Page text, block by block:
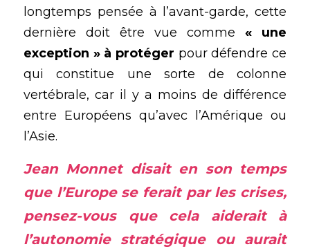
longtemps pensée à l’avant-garde, cette
dernière doit être vue comme « une
exception » à protéger pour défendre ce
qui constitue une sorte de colonne
vertébrale, car il y a moins de différence
entre Européens qu’avec l’Amérique ou
l’Asie.
Jean Monnet disait en son temps
que l’Europe se ferait par les crises,
pensez-vous que cela aiderait à
l’autonomie stratégique ou aurait